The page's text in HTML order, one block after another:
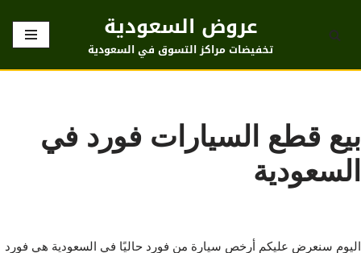
تخطى
عروض السعودية
تخفيضات مراكز التسوق في السعودية
بيع قطع السيارات فورد في
السعودية
اليوم سنعرض عليكم أرخص سيارة من فورد حاليًا في السعودية هي فورد